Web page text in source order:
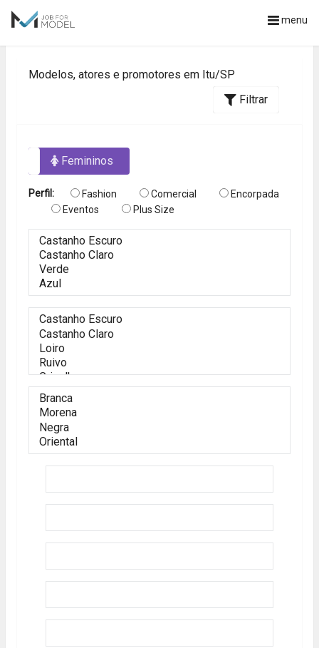
menu
Modelos, atores e promotores em Itu/SP
Filtrar
Femininos
Perfil: Fashion Comercial
Encorpada
Eventos
Plus Size